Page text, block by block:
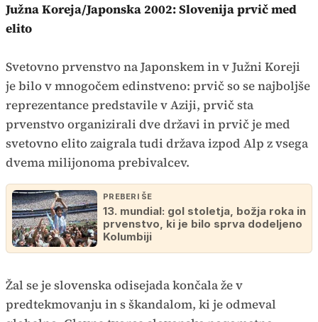
Južna Koreja/Japonska 2002: Slovenija prvič med
elito
Svetovno prvenstvo na Japonskem in v Južni Koreji
je bilo v mnogočem edinstveno: prvič so se najboljše
reprezentance predstavile v Aziji, prvič sta
prvenstvo organizirali dve državi in prvič je med
svetovno elito zaigrala tudi država izpod Alp z vsega
dvema milijonoma prebivalcev.
PREBERI ŠE
13. mundial: gol stoletja, božja roka in
prvenstvo, ki je bilo sprva dodeljeno
Kolumbiji
Žal se je slovenska odisejada končala že v
predtekmovanju in s škandalom, ki je odmeval